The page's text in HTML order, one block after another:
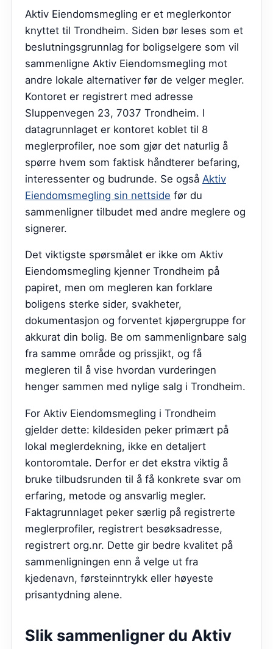
Aktiv Eiendomsmegling er et meglerkontor
knyttet til Trondheim. Siden bør leses som et
beslutningsgrunnlag for boligselgere som vil
sammenligne Aktiv Eiendomsmegling mot
andre lokale alternativer før de velger megler.
Kontoret er registrert med adresse
Sluppenvegen 23, 7037 Trondheim. I
datagrunnlaget er kontoret koblet til 8
meglerprofiler, noe som gjør det naturlig å
spørre hvem som faktisk håndterer befaring,
interessenter og budrunde. Se også Aktiv
Eiendomsmegling sin nettside før du
sammenligner tilbudet med andre meglere og
signerer.
Det viktigste spørsmålet er ikke om Aktiv
Eiendomsmegling kjenner Trondheim på
papiret, men om megleren kan forklare
boligens sterke sider, svakheter,
dokumentasjon og forventet kjøpergruppe for
akkurat din bolig. Be om sammenlignbare salg
fra samme område og prissjikt, og få
megleren til å vise hvordan vurderingen
henger sammen med nylige salg i Trondheim.
For Aktiv Eiendomsmegling i Trondheim
gjelder dette: kildesiden peker primært på
lokal meglerdekning, ikke en detaljert
kontoromtale. Derfor er det ekstra viktig å
bruke tilbudsrunden til å få konkrete svar om
erfaring, metode og ansvarlig megler.
Faktagrunnlaget peker særlig på registrerte
meglerprofiler, registrert besøksadresse,
registrert org.nr. Dette gir bedre kvalitet på
sammenligningen enn å velge ut fra
kjedenavn, førsteinntrykk eller høyeste
prisantydning alene.
Slik sammenligner du Aktiv